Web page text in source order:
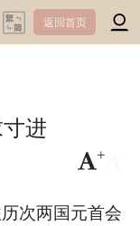
返回首页
进
+
次两国元首会